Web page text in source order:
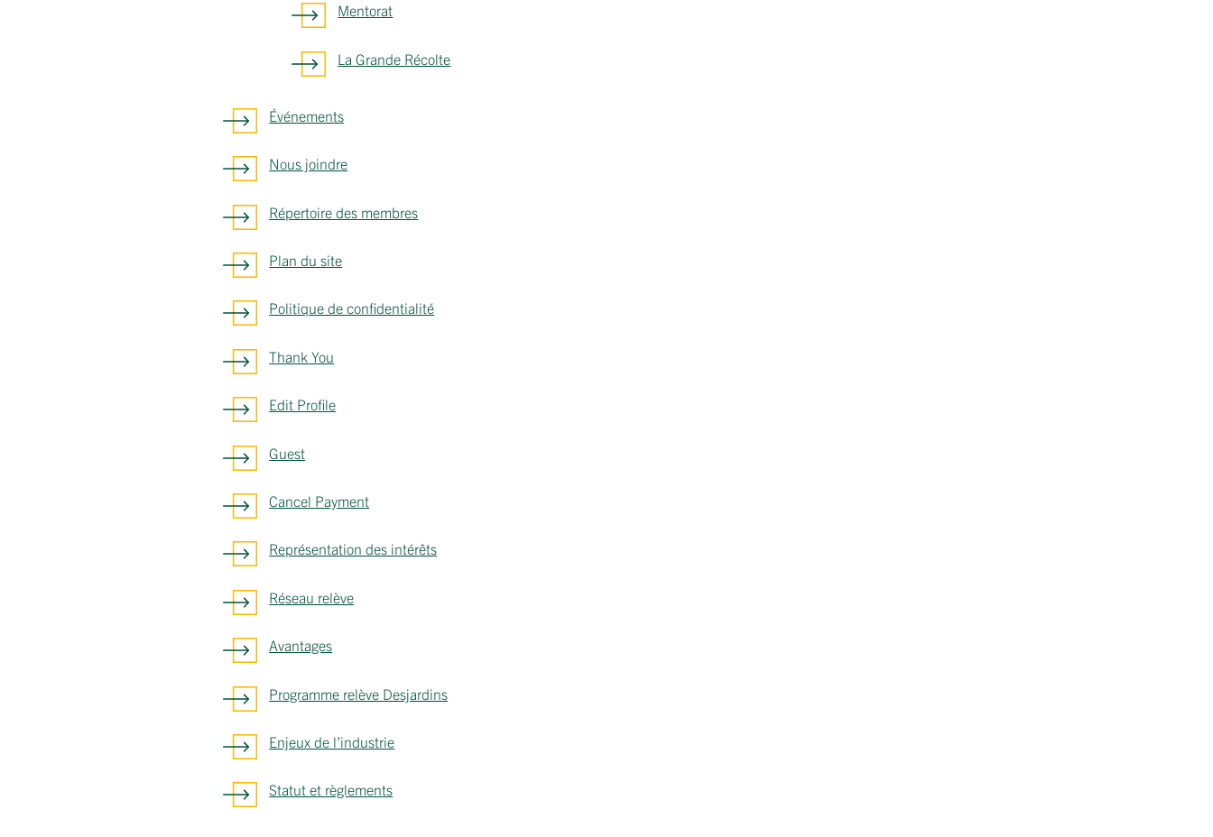
Mentorat
La Grande Récolte
Événements
Nous joindre
Répertoire des membres
Plan du site
Politique de confidentialité
Thank You
Edit Profile
Guest
Cancel Payment
Représentation des intérêts
Réseau relève
Avantages
Programme relève Desjardins
Enjeux de l’industrie
Statut et règlements